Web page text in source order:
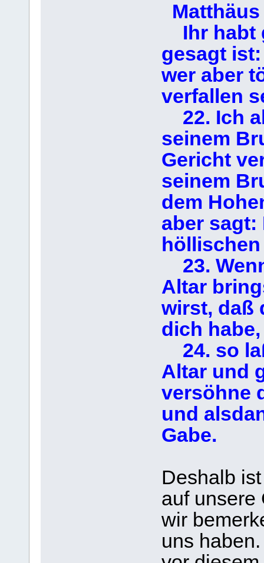
Matthäus
Ihr habt
gesagt
wer aber
verfallen
22. Ich
seinem
Gericht
seinem
dem
aber sagt:
23.
Altar
wirst, daß
dich habe,
24. so
Altar und
versöhne
und
Gabe.
Deshalb
auf unsere
wir
uns